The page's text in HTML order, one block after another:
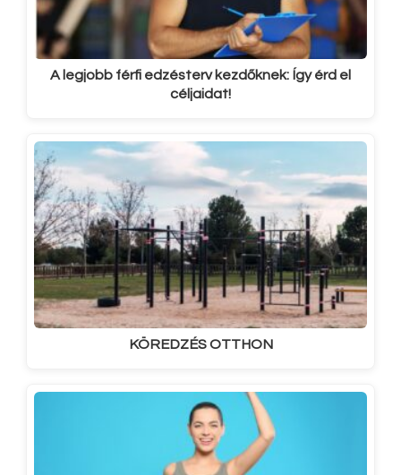
A legjobb férfi edzésterv kezdőknek: Így érd el
céljaidat!
KÖREDZÉS OTTHON